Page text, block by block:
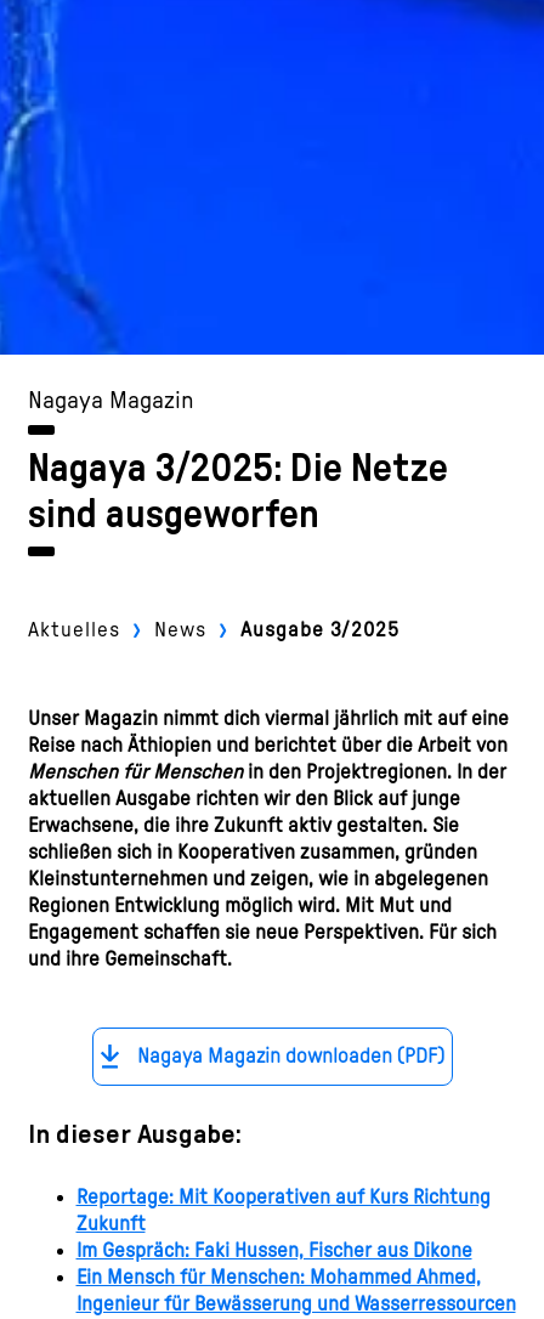
Nagaya Magazin
Nagaya 3/2025: Die Netze
sind ausgeworfen
Aktuelles › News › Ausgabe 3/2025
Unser Magazin nimmt dich viermal jährlich mit auf eine
Reise nach Äthiopien und berichtet über die Arbeit von
Menschen für Menschenin den Projektregionen. In der
aktuellen Ausgabe richten wir den Blick auf junge
Erwachsene, die ihre Zukunft aktiv gestalten. Sie
schließen sich in Kooperativen zusammen, gründen
Kleinstunternehmen und zeigen, wie in abgelegenen
Regionen Entwicklung möglich wird. Mit Mut und
Engagement schaffen sie neue Perspektiven. Für sich
und ihre Gemeinschaft.
Nagaya Magazin downloaden (PDF)
In dieser Ausgabe:
Reportage: Mit Kooperativen auf Kurs Richtung
Zukunft
Im Gespräch: Faki Hussen, Fischer aus Dikone
Ein Mensch für Menschen: Mohammed Ahmed,
Ingenieur für Bewässerung und Wasserressourcen